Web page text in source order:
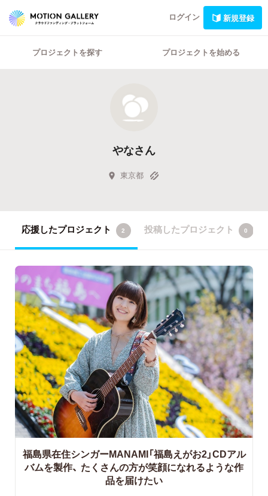
ログイン 新規登録
プロジェクトを探す プロジェクトを始める
やなさん
東京都
応援したプロジェクト 2 投稿したプロジェクト 0
福島県在住シンガーMANAMI「福島えがお2」CDアル
バムを製作、 たくさんの方が笑顔になれるような作
品を届けたい